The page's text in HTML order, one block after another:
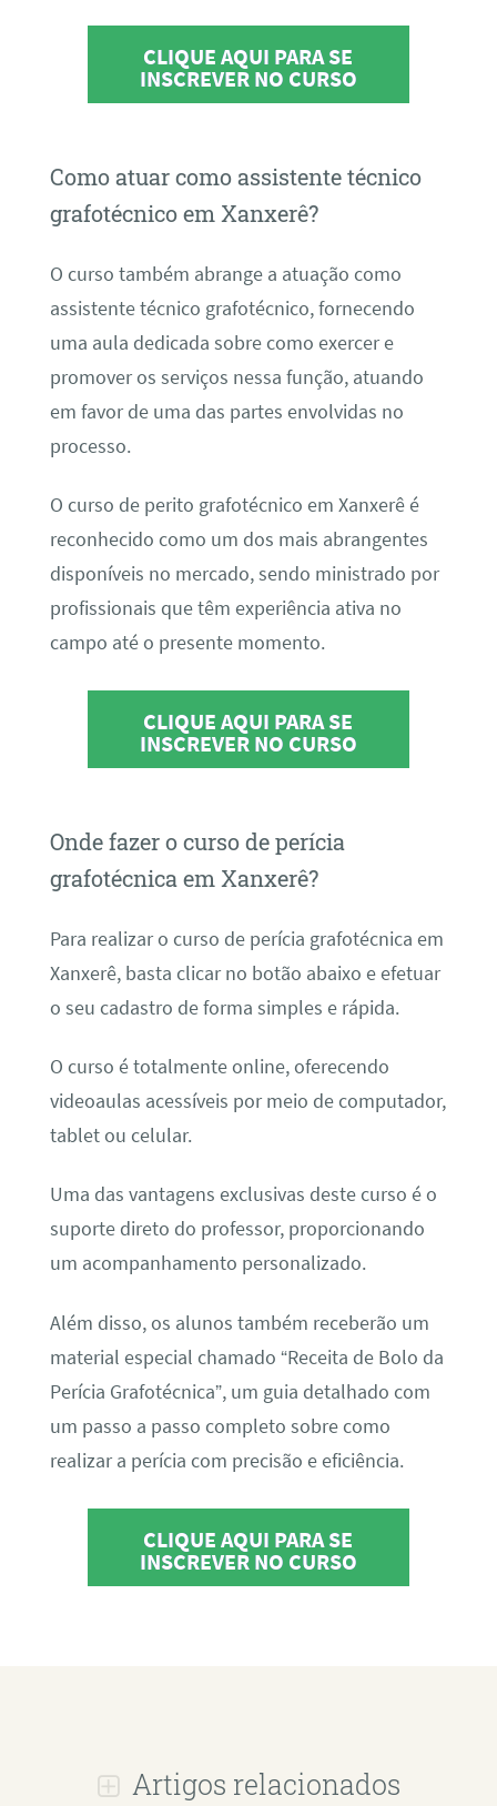
CLIQUE AQUI PARA SE
INSCREVER NO CURSO
Como atuar como assistente técnico
grafotécnico em Xanxerê?
O curso também abrange a atuação como
assistente técnico grafotécnico, fornecendo
uma aula dedicada sobre como exercer e
promover os serviços nessa função, atuando
em favor de uma das partes envolvidas no
processo.
O curso de perito grafotécnico em Xanxerê é
reconhecido como um dos mais abrangentes
disponíveis no mercado, sendo ministrado por
profissionais que têm experiência ativa no
campo até o presente momento.
CLIQUE AQUI PARA SE
INSCREVER NO CURSO
Onde fazer o curso de perícia
grafotécnica em Xanxerê?
Para realizar o curso de perícia grafotécnica em
Xanxerê, basta clicar no botão abaixo e efetuar
o seu cadastro de forma simples e rápida.
O curso é totalmente online, oferecendo
videoaulas acessíveis por meio de computador,
tablet ou celular.
Uma das vantagens exclusivas deste curso é o
suporte direto do professor, proporcionando
um acompanhamento personalizado.
Além disso, os alunos também receberão um
material especial chamado “Receita de Bolo da
Perícia Grafotécnica”, um guia detalhado com
um passo a passo completo sobre como
realizar a perícia com precisão e eficiência.
CLIQUE AQUI PARA SE
INSCREVER NO CURSO
Artigos relacionados